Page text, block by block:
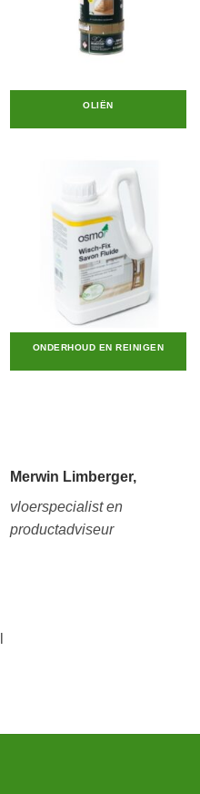
OLIËN
ONDERHOUD EN REINIGEN
Merwin Limberger,
vloerspecialist en
productadviseur